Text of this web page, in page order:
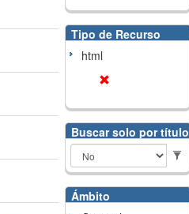
Tipo de Recurso
html
Buscar solo por título
Ámbito